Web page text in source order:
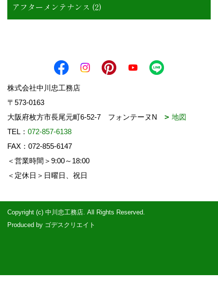
アフターメンテナンス (2)
株式会社中川忠工務店
〒573-0163
大阪府枚方市長尾元町6-52-7 フォンテーヌN
地図
TEL： 072-857-6138
FAX：072-855-6147
＜営業時間＞9:00～18:00
＜定休日＞日曜日、祝日
Copyright (c) 中川忠工務店. All Rights Reserved.
Produced by ゴデスクリエイト